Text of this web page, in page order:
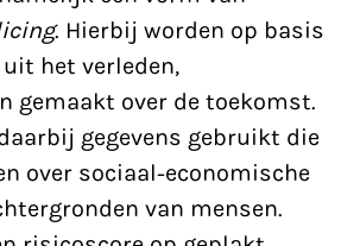
. Hierbij worden op basis
het verleden,
gemaakt over de toekomst.
gegevens gebruikt die
over sociaal-economische
van mensen.